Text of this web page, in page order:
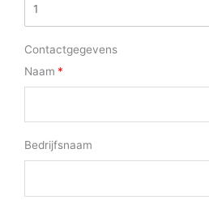
Contactgegevens
Naam
Bedrijfsnaam